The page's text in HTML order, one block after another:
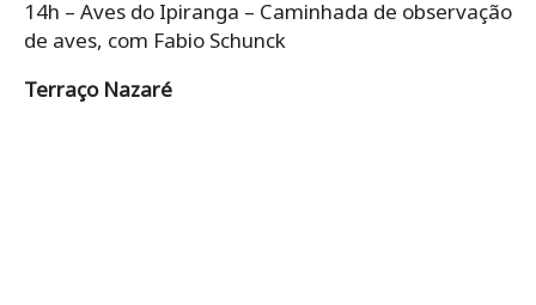
14h – Aves do Ipiranga – Caminhada de observação
de aves, com Fabio Schunck
Terraço Nazaré